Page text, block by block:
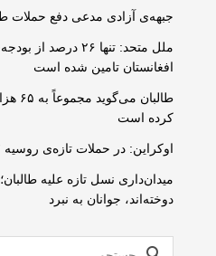
جبهه‌ی آزادی مدعی دفع حملات
ملل متحد: تنها ۲۶
افغانستان تامین شده است
کرده است
اوکراین: در حملات تازه‌ی روسیه ۱۷ تن کشته شدند
میدان‌داری نسل تازه علیه
دوخته‌اند، جوانان به نبرد